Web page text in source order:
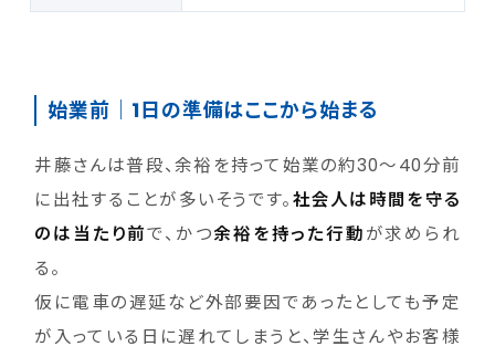
始業前｜1日の準備はここから始まる
井藤さんは普段、余裕を持って始業の約30〜40分前
に出社することが多いそうです。社会人は時間を守る
のは当たり前で、かつ余裕を持った行動が求められ
る。
仮に電車の遅延など外部要因であったとしても予定
が入っている日に遅れてしまうと、学生さんやお客様